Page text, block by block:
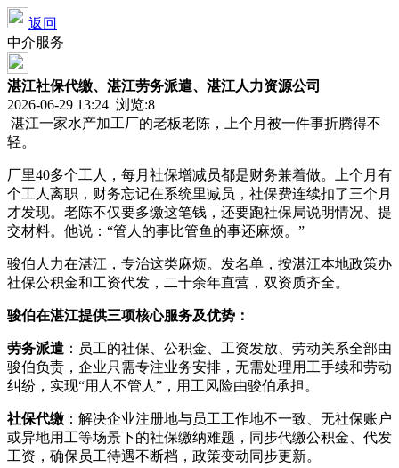
返回
中介服务
湛江社保代缴、湛江劳务派遣、湛江人力资源公司
2026-06-29 13:24 浏览:8
湛江一家水产加工厂的老板老陈，上个月被一件事折腾得不
轻。
厂里40多个工人，每月社保增减员都是财务兼着做。上个月有
个工人离职，财务忘记在系统里减员，社保费连续扣了三个月
才发现。老陈不仅要多缴这笔钱，还要跑社保局说明情况、提
交材料。他说：“管人的事比管鱼的事还麻烦。”
骏伯人力在湛江，专治这类麻烦。发名单，按湛江本地政策办
社保公积金和工资代发，二十余年直营，双资质齐全。
骏伯在湛江提供三项核心服务及优势：
劳务派遣 ：员工的社保、公积金、工资发放、劳动关系全部由
骏伯负责，企业只需专注业务安排，无需处理用工手续和劳动
纠纷，实现“用人不管人”，用工风险由骏伯承担。
社保代缴 ：解决企业注册地与员工工作地不一致、无社保账户
或异地用工等场景下的社保缴纳难题，同步代缴公积金、代发
工资，确保员工待遇不断档，政策变动同步更新。